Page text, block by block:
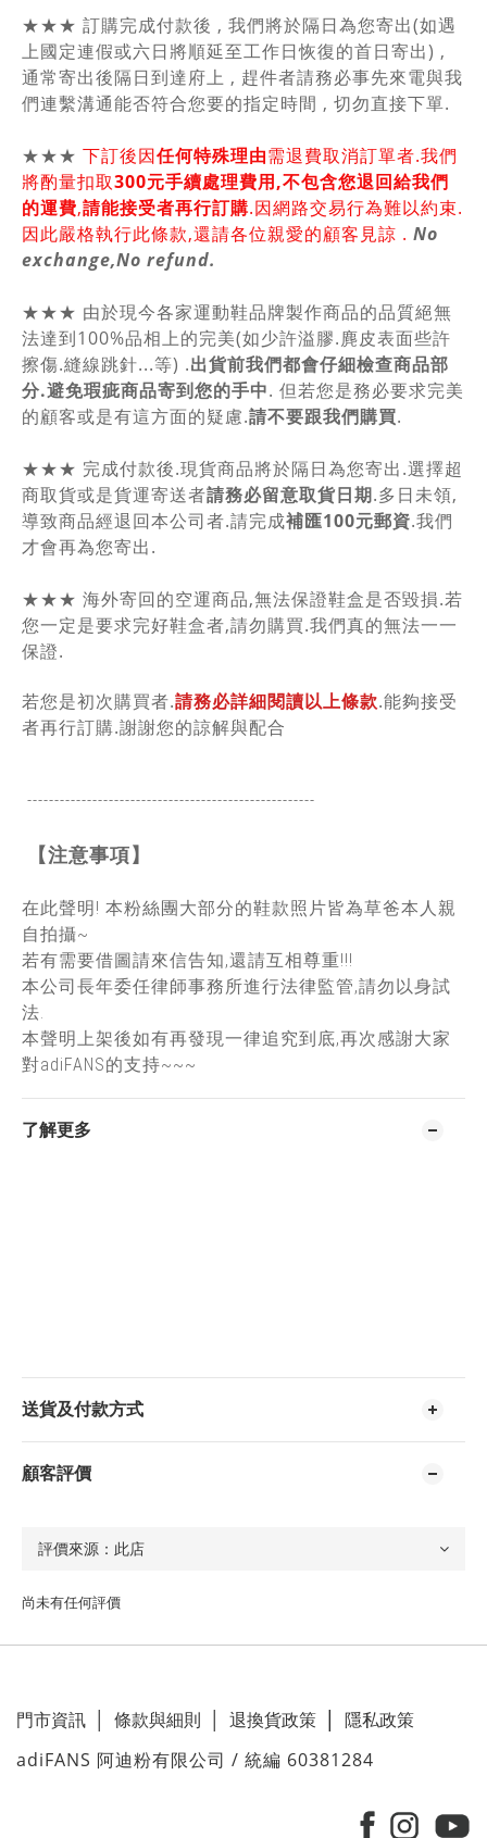
★★★ 訂購完成付款後 , 我們將於隔日為您寄出(如遇
上國定連假或六日將順延至工作日恢復的首日寄出) ,
通常寄出後隔日到達府上 , 趕件者請務必事先來電與我
們連繫溝通能否符合您要的指定時間 , 切勿直接下單.
★★★ 下訂後因任何特殊理由需退費取消訂單者.我們
將酌量扣取300元手續處理費用,不包含您退回給我們
的運費,請能接受者再行訂購.因網路交易行為難以約束.
因此嚴格執行此條款,還請各位親愛的顧客見諒 . No
exchange,No refund.
★★★ 由於現今各家運動鞋品牌製作商品的品質絕無
法達到100%品相上的完美(如少許溢膠.麂皮表面些許
擦傷.縫線跳針...等) .出貨前我們都會仔細檢查商品部
分.避免瑕疵商品寄到您的手中. 但若您是務必要求完美
的顧客或是有這方面的疑慮.請不要跟我們購買.
★★★ 完成付款後.現貨商品將於隔日為您寄出.選擇超
商取貨或是貨運寄送者請務必留意取貨日期.多日未領,
導致商品經退回本公司者.請完成補匯100元郵資.我們
才會再為您寄出.
★★★ 海外寄回的空運商品,無法保證鞋盒是否毀損.若
您一定是要求完好鞋盒者,請勿購買.我們真的無法一一
保證.
若您是初次購買者.請務必詳細閱讀以上條款.能夠接受
者再行訂購.謝謝您的諒解與配合
-----------------------------------------------------
【注意事項】
在此聲明! 本粉絲團大部分的鞋款照片皆為草爸本人親
自拍攝~
若有需要借圖請來信告知,還請互相尊重!!!
本公司長年委任律師事務所進行法律監管,請勿以身試
法.
本聲明上架後如有再發現一律追究到底,再次感謝大家
對adiFANS的支持~~~
了解更多
送貨及付款方式
顧客評價
尚未有任何評價
門市資訊 條款與細則 退換貨政策 隱私政策
adiFANS 阿迪粉有限公司 / 統編 60381284